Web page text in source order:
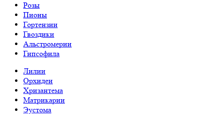
Розы
Пионы
Гортензии
Гвоздики
Альстромерии
Гипсофила
Лилии
Орхидеи
Хризантема
Матрикарии
Эустома